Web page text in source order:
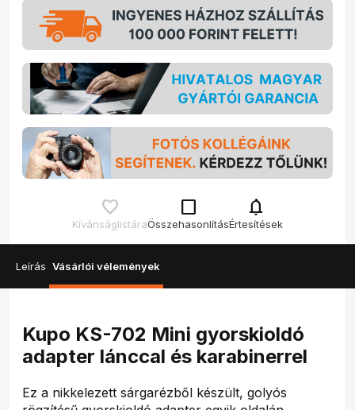
Kívánságlistára
check_box_outline_blank
Összehasonlítás
notifications
Értesítések
Leírás Vásárlói vélemények
Kupo KS-702 Mini gyorskioldó
adapter lánccal és karabinerrel
Ez a nikkelezett sárgarézből készült, golyós